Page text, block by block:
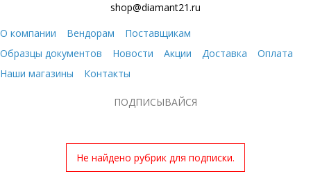
shop@diamant21.ru
О компании
Вендорам
Поставщикам
Образцы документов
Новости Акции Доставка
Оплата
Наши магазины
Контакты
ПОДПИСЫВАЙСЯ
Не найдено рубрик для подписки.